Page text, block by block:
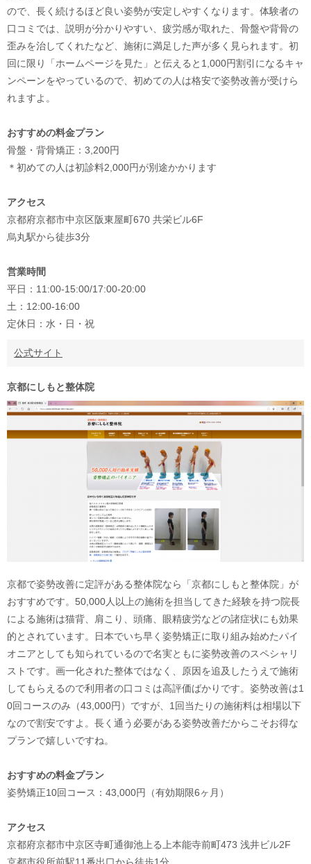
ので、長く続けるほど良い姿勢が安定しやすくなります。体験者の
口コミでは、説明が分かりやすい、疲労感が取れた、骨盤や背骨の
歪みを治してくれたなど、施術に満足した声が多く見られます。初
回に限り「ホームページを見た」と伝えると1,000円割引になるキャ
ンペーンをやっているので、初めての人は格安で姿勢改善が受けら
れますよ。
おすすめの料金プラン
骨盤・背骨矯正：3,200円
＊初めての人は初診料2,000円が別途かかります
アクセス
京都府京都市中京区阪東屋町670 共栄ビル6F
烏丸駅から徒歩3分
営業時間
平日：11:00-15:00/17:00-20:00
土：12:00-16:00
定休日：水・日・祝
公式サイト
京都にしもと整体院
京都で姿勢改善に定評がある整体院なら「京都にしもと整体院」が
おすすめです。50,000人以上の施術を担当してきた経験を持つ院長
による施術は猫背、肩こり、頭痛、眼精疲労などの諸症状にも効果
的とされています。日本でいち早く姿勢矯正に取り組み始めたパイ
オニアとしても知られているので名実ともに姿勢改善のスペシャリ
ストです。画一化された整体ではなく、原因を追及したうえで施術
してもらえるので利用者の口コミは高評価ばかりです。姿勢改善は1
0回コースのみ（43,000円）ですが、1回当たりの施術料は相場以下
なので割安ですよ。長く通う必要がある姿勢改善だからこそお得な
プランで嬉しいですね。
おすすめの料金プラン
姿勢矯正10回コース：43,000円（有効期限6ヶ月）
アクセス
京都府京都市中京区寺町通御池上る上本能寺前町473 浅井ビル2F
京都市役所前駅11番出口から徒歩1分